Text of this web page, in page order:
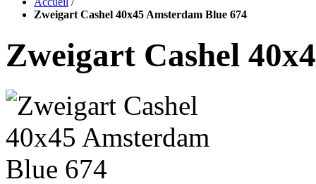
Zweigart Cashel 40x45 Amsterdam Blue 674
Zweigart Cashel